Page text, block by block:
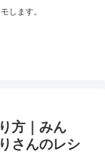
します。
方｜みん
さんのレシ